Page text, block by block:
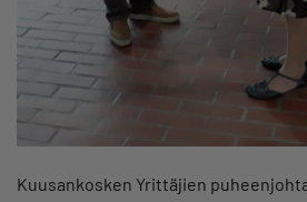
Kuusankosken Yrittäjien